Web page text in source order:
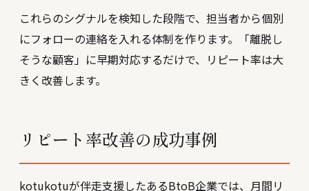
これらのシグナルを検知した段階で、担当者から個別
にフォローの連絡を入れる体制を作ります。「離脱し
そうな顧客」に早期対応するだけで、リピート率は大
きく改善します。
リピート率改善の成功事例
kotukotuが伴走支援したあるBtoB企業では、月間リ